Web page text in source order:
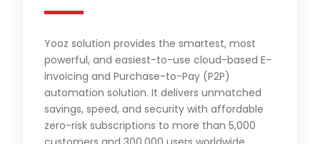
Yooz solution provides the smartest, most
powerful, and easiest-to-use cloud-based E-
invoicing and Purchase-to-Pay (P2P)
automation solution. It delivers unmatched
savings, speed, and security with affordable
zero-risk subscriptions to more than 5,000